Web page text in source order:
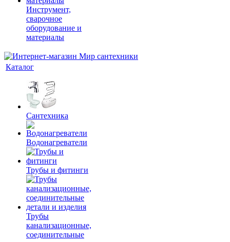
Инструмент,
сварочное
оборудование и
материалы
Каталог
Сантехника
Водонагреватели
Трубы и фитинги
Трубы
канализационные,
соединительные